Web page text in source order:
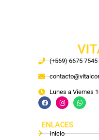
(+569) 6675
Lunes a Viernes
ENLACES
Inicio